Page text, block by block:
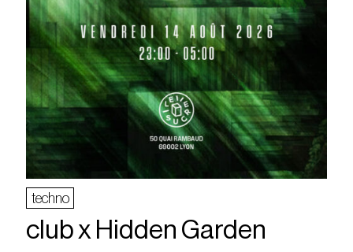
techno
club x Hidden Garden